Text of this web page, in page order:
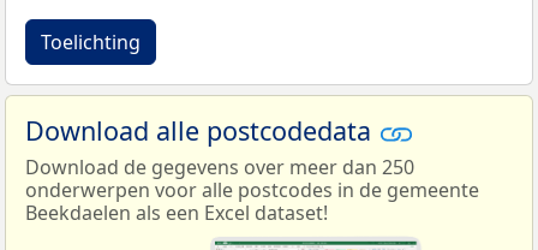
Toelichting
Download alle postcodedata
Download de gegevens over meer dan 250
onderwerpen voor alle postcodes in de gemeente
Beekdaelen als een Excel dataset!